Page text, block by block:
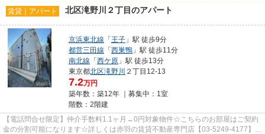
賃貸｜アパート 北区滝野川２丁目のアパート
京浜東北線 「王子 」駅 徒歩9分
都営三田線 「西巣鴨 」駅 徒歩11分
南北線 「西ケ原 」駅 徒歩13分
東京都北区滝野川 ２丁目12-13
7.2万円
築年数：築12年 ｜募集中： 1室
階数：2階建
【電話問合せ限定】仲介手数料1.1ヶ月→0円対象物件☆こちらのお部屋はご契約
金の分割可能になります☆詳しくは赤羽の賃貸不動産専門店【03-5249-4177】